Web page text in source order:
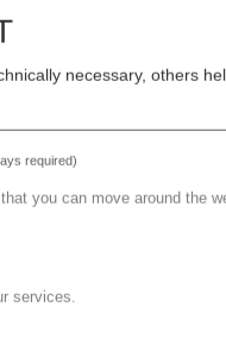
necessary, others
required)
you can move around the
services.